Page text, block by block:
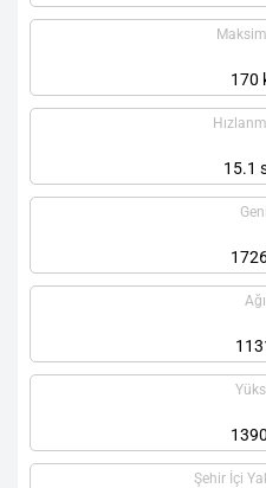
170
15.1
Şehir İçi